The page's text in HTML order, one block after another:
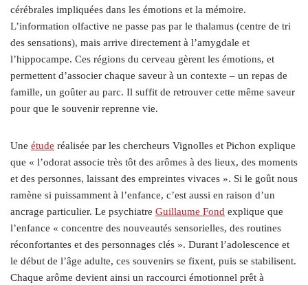
cérébrales impliquées dans les émotions et la mémoire.
L’information olfactive ne passe pas par le thalamus (centre de tri
des sensations), mais arrive directement à l’amygdale et
l’hippocampe. Ces régions du cerveau gèrent les émotions, et
permettent d’associer chaque saveur à un contexte – un repas de
famille, un goûter au parc. Il suffit de retrouver cette même saveur
pour que le souvenir reprenne vie.
Une étude réalisée par les chercheurs Vignolles et Pichon explique
que « l’odorat associe très tôt des arômes à des lieux, des moments
et des personnes, laissant des empreintes vivaces ». Si le goût nous
ramène si puissamment à l’enfance, c’est aussi en raison d’un
ancrage particulier. Le psychiatre Guillaume Fond explique que
l’enfance « concentre des nouveautés sensorielles, des routines
réconfortantes et des personnages clés ». Durant l’adolescence et
le début de l’âge adulte, ces souvenirs se fixent, puis se stabilisent.
Chaque arôme devient ainsi un raccourci émotionnel prêt à